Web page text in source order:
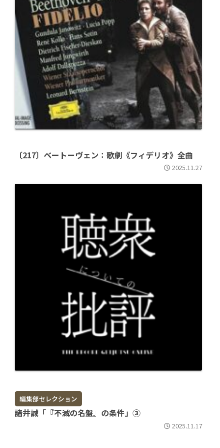
〔217〕ベートーヴェン：歌劇《フィデリオ》全曲
2025.11.27
編集部セレクション
諸井誠「『不滅の名盤』の条件」③
2025.11.17